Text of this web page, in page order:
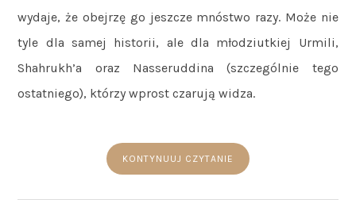
wydaje, że obejrzę go jeszcze mnóstwo razy. Może nie
tyle dla samej historii, ale dla młodziutkiej Urmili,
Shahrukh’a oraz Nasseruddina (szczególnie tego
ostatniego), którzy wprost czarują widza.
KONTYNUUJ CZYTANIE